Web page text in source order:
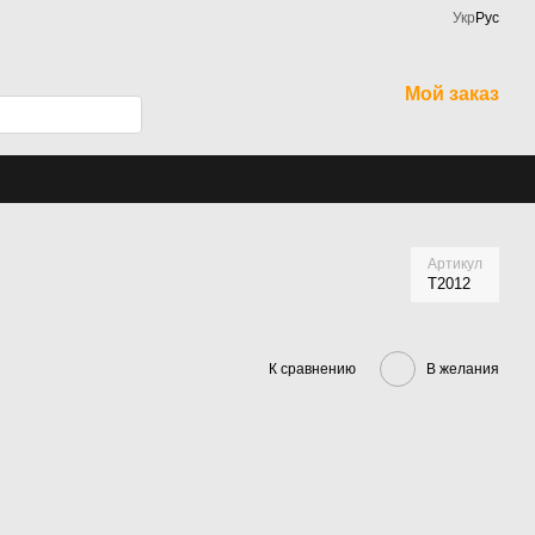
Укр Рус
Мой заказ
Артикул
Т2012
К сравнению В желания